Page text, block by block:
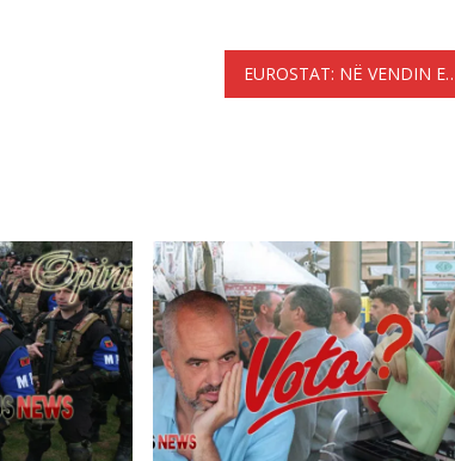
EUROSTAT: NË VENDIN E KATERT NE